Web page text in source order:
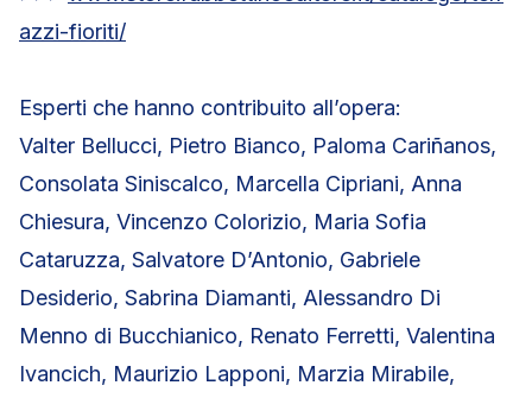
azzi-fioriti/
Esperti che hanno contribuito all’opera:
Valter Bellucci, Pietro Bianco, Paloma Cariñanos,
Consolata Siniscalco, Marcella Cipriani, Anna
Chiesura, Vincenzo Colorizio, Maria Sofia
Cataruzza, Salvatore D’Antonio, Gabriele
Desiderio, Sabrina Diamanti, Alessandro Di
Menno di Bucchianico, Renato Ferretti, Valentina
Ivancich, Maurizio Lapponi, Marzia Mirabile,